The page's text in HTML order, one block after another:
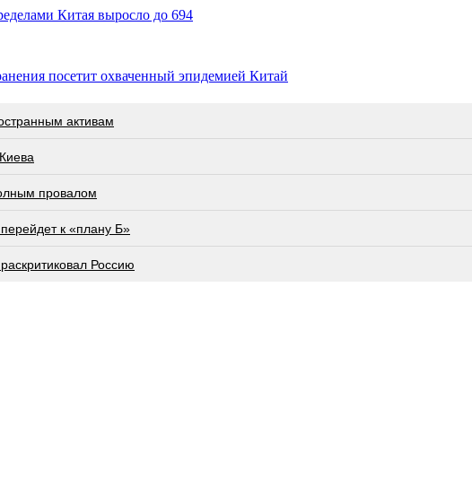
Китая выросло до 694
посетит охваченный эпидемией Китай
активам
провалом
к «плану Б»
Россию